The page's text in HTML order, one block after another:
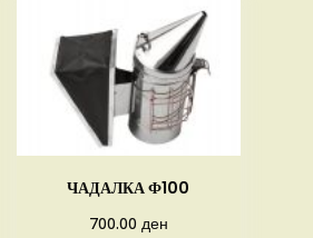
ЧАДАЛКА Ф100
700.00 ден